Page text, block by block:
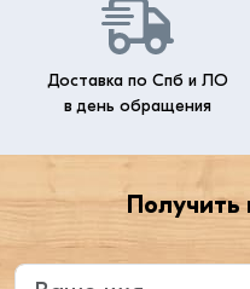
Доставка по Спб и ЛО
в день обращения
Получить
Введите ваше имя